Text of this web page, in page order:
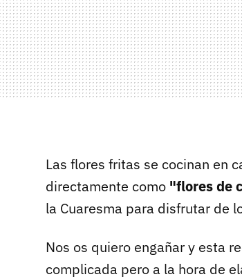
Las flores fritas se cocinan en
directamente como "flores de
la Cuaresma para disfrutar de
Nos os quiero engañar y esta
complicada pero a la hora de